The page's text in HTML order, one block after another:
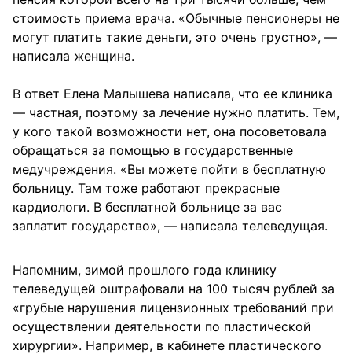
стоимость приема врача. «Обычные пенсионеры не
могут платить такие деньги, это очень грустно», —
написала женщина.
В ответ Елена Малышева написала, что ее клиника
— частная, поэтому за лечение нужно платить. Тем,
у кого такой возможности нет, она посоветовала
обращаться за помощью в государственные
медучреждения. «Вы можете пойти в бесплатную
больницу. Там тоже работают прекрасные
кардиологи. В бесплатной больнице за вас
заплатит государство», — написала телеведущая.
Напомним, зимой прошлого года клинику
телеведущей оштрафовали на 100 тысяч рублей за
«грубые нарушения лицензионных требований при
осуществлении деятельности по пластической
хирургии». Например, в кабинете пластического